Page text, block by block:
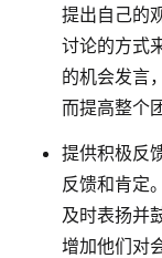
提出自己的
讨论的方式
的机会发言
而提高整个
提供积极反
反馈和肯定
及时表扬并
增加他们对